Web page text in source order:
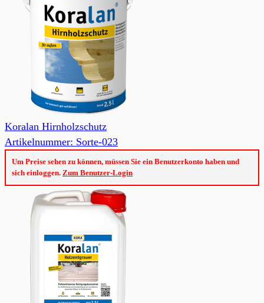
Koralan Hirnholzschutz
Artikelnummer: Sorte-023
Um Preise sehen zu können, müssen Sie ein Benutzerkonto haben und
sich einloggen. Zum Benutzer-Login